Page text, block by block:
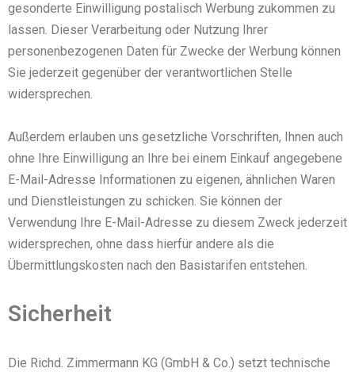
gesonderte Einwilligung postalisch Werbung zukommen zu
lassen. Dieser Verarbeitung oder Nutzung Ihrer
personenbezogenen Daten für Zwecke der Werbung können
Sie jederzeit gegenüber der verantwortlichen Stelle
widersprechen.
Außerdem erlauben uns gesetzliche Vorschriften, Ihnen auch
ohne Ihre Einwilligung an Ihre bei einem Einkauf angegebene
E-Mail-Adresse Informationen zu eigenen, ähnlichen Waren
und Dienstleistungen zu schicken. Sie können der
Verwendung Ihre E-Mail-Adresse zu diesem Zweck jederzeit
widersprechen, ohne dass hierfür andere als die
Übermittlungskosten nach den Basistarifen entstehen.
Sicherheit
Die Richd. Zimmermann KG (GmbH & Co.) setzt technische